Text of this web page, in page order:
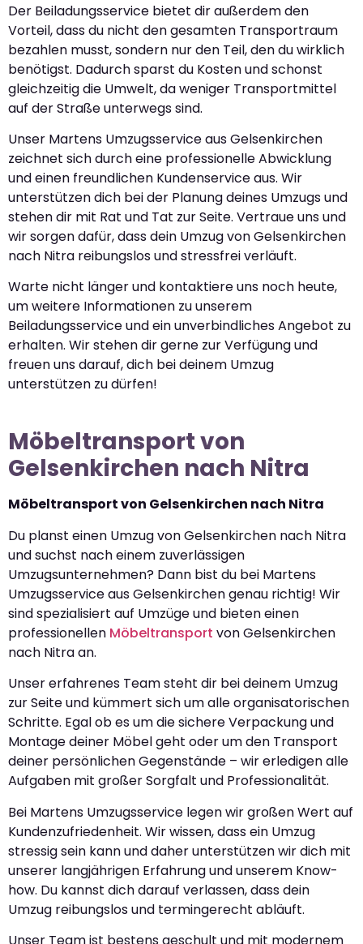
Der Beiladungsservice bietet dir außerdem den
Vorteil, dass du nicht den gesamten Transportraum
bezahlen musst, sondern nur den Teil, den du wirklich
benötigst. Dadurch sparst du Kosten und schonst
gleichzeitig die Umwelt, da weniger Transportmittel
auf der Straße unterwegs sind.
Unser Martens Umzugsservice aus Gelsenkirchen
zeichnet sich durch eine professionelle Abwicklung
und einen freundlichen Kundenservice aus. Wir
unterstützen dich bei der Planung deines Umzugs und
stehen dir mit Rat und Tat zur Seite. Vertraue uns und
wir sorgen dafür, dass dein Umzug von Gelsenkirchen
nach Nitra reibungslos und stressfrei verläuft.
Warte nicht länger und kontaktiere uns noch heute,
um weitere Informationen zu unserem
Beiladungsservice und ein unverbindliches Angebot zu
erhalten. Wir stehen dir gerne zur Verfügung und
freuen uns darauf, dich bei deinem Umzug
unterstützen zu dürfen!
Möbeltransport von
Gelsenkirchen nach Nitra
Möbeltransport von Gelsenkirchen nach Nitra
Du planst einen Umzug von Gelsenkirchen nach Nitra
und suchst nach einem zuverlässigen
Umzugsunternehmen? Dann bist du bei Martens
Umzugsservice aus Gelsenkirchen genau richtig! Wir
sind spezialisiert auf Umzüge und bieten einen
professionellen Möbeltransport von Gelsenkirchen
nach Nitra an.
Unser erfahrenes Team steht dir bei deinem Umzug
zur Seite und kümmert sich um alle organisatorischen
Schritte. Egal ob es um die sichere Verpackung und
Montage deiner Möbel geht oder um den Transport
deiner persönlichen Gegenstände – wir erledigen alle
Aufgaben mit großer Sorgfalt und Professionalität.
Bei Martens Umzugsservice legen wir großen Wert auf
Kundenzufriedenheit. Wir wissen, dass ein Umzug
stressig sein kann und daher unterstützen wir dich mit
unserer langjährigen Erfahrung und unserem Know-
how. Du kannst dich darauf verlassen, dass dein
Umzug reibungslos und termingerecht abläuft.